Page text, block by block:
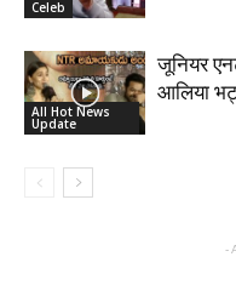
Celeb
All Hot News
Update
जूनियर
आलिया
-